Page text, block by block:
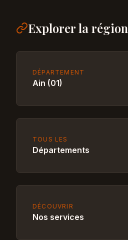
Explorer la région
DÉPARTEMENT
Ain (01)
TOUS LES
Départements
DÉCOUVRIR
Nos services